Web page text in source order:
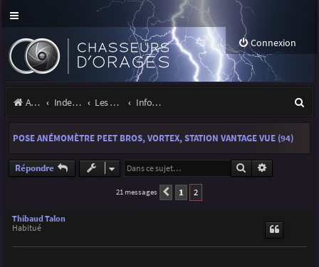
Connexion
Accueil Index du forum Les orages Infos, projets et liens utiles à la communauté
e
h
POSE ANÉMOMÈTRE PEET BROS, VORTEX, STATION VANTAGE VUE (94)
Répondre Rechercher
21 messages Précédente
1 2
Thibaud Talon
Habitué